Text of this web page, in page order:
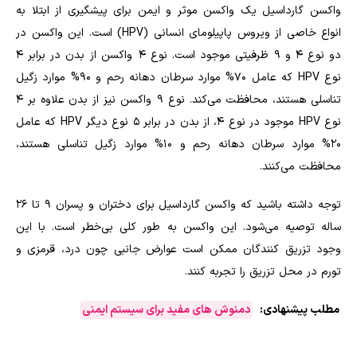
واکسن گارداسیل یک واکسن موثر و ایمن برای پیشگیری از ابتلا به
انواع خاصی از ویروس پاپیلومای انسانی (HPV) است. این واکسن در
دو نوع 4 و 9 ظرفیتی موجود است. نوع 4 واکسن از بدن در برابر 4
نوع HPV که عامل 70% موارد سرطان دهانه رحم و 90% موارد زگیل
تناسلی هستند، محافظت می‌کند. نوع 9 واکسن نیز از بدن علاوه بر 4
نوع HPV موجود در نوع 4، از بدن در برابر 5 نوع دیگر HPV که عامل
20% موارد سرطان دهانه رحم و 10% موارد زگیل تناسلی هستند،
محافظت می‌کنند.
توجه داشته باشید که واکسن گارداسیل برای دختران و پسران 9 تا 26
ساله توصیه می‌شود. این واکسن به طور کلی بی‌خطر است. با این
وجود تزریق کنندگان ممکن است عوارض جانبی چون درد، قرمزی و
تورم در محل تزریق را تجربه کنند.
مطلب پیشنهادی: دمنوش های مفید برای سیستم ایمنی